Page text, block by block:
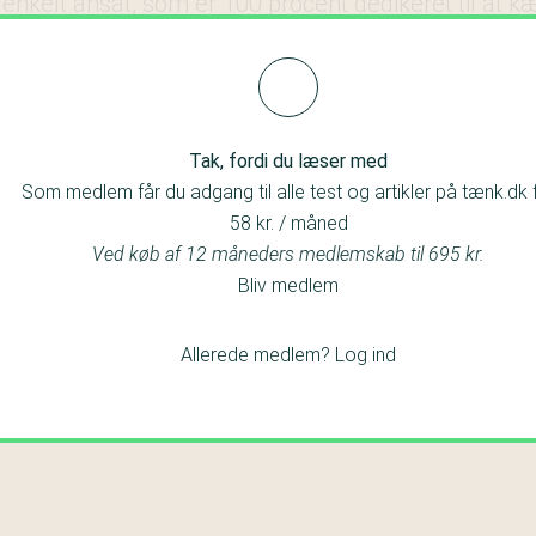
Tak, fordi du læser med
Som medlem får du adgang til alle test og artikler på tænk.dk
58 kr. / måned
Ved køb af 12 måneders medlemskab til 695 kr.
Bliv medlem
Allerede medlem? Log ind